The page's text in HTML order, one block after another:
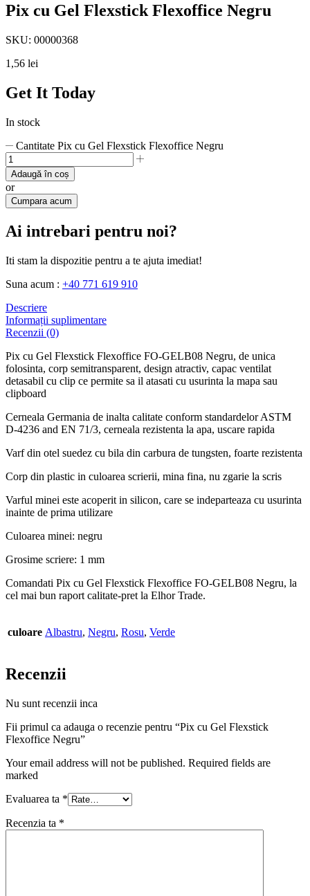
Pix cu Gel Flexstick Flexoffice Negru
SKU: 00000368
1,56 lei
Get It Today
In stock
Cantitate Pix cu Gel Flexstick Flexoffice Negru
Adaugă în coș
or
Cumpara acum
Ai intrebari pentru noi?
Iti stam la dispozitie pentru a te ajuta imediat!
Suna acum : +40 771 619 910
Descriere
Informații suplimentare
Recenzii (0)
Pix cu Gel Flexstick Flexoffice FO-GELB08 Negru, de unica
folosinta, corp semitransparent, design atractiv, capac ventilat
detasabil cu clip ce permite sa il atasati cu usurinta la mapa sau
clipboard
Cerneala Germania de inalta calitate conform standardelor ASTM
D-4236 and EN 71/3, cerneala rezistenta la apa, uscare rapida
Varf din otel suedez cu bila din carbura de tungsten, foarte rezistenta
Corp din plastic in culoarea scrierii, mina fina, nu zgarie la scris
Varful minei este acoperit in silicon, care se indeparteaza cu usurinta
inainte de prima utilizare
Culoarea minei: negru
Grosime scriere: 1 mm
Comandati Pix cu Gel Flexstick Flexoffice FO-GELB08 Negru, la
cel mai bun raport calitate-pret la Elhor Trade.
culoare Albastru, Negru, Rosu, Verde
Recenzii
Nu sunt recenzii inca
Fii primul ca adauga o recenzie pentru “Pix cu Gel Flexstick
Flexoffice Negru”
Your email address will not be published. Required fields are
marked
Evaluarea ta *
Recenzia ta *